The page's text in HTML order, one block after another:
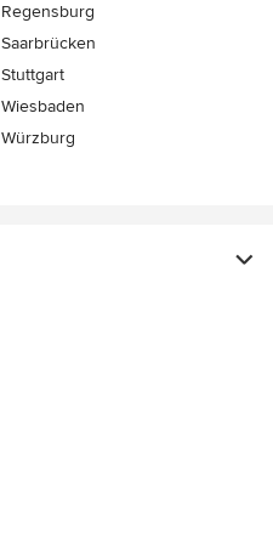
Regensburg
Saarbrücken
Stuttgart
Wiesbaden
Würzburg